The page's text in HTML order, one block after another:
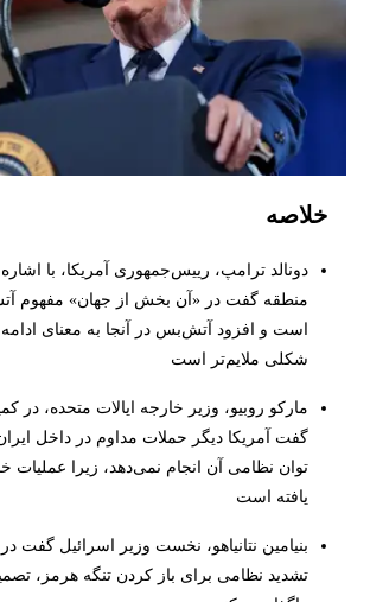
خلاصه
دونالد ترامپ، رییس‌جمهوری آمریکا، با اشاره
منطقه گفت در «آن بخش از جهان» مفهوم
است و افزود آتش‌بس در آنجا به معنای ادامه
شکلی ملایم‌تر است
مارکو روبیو، وزیر خارجه ایالات متحده، در
گفت آمریکا دیگر حملات مداوم در داخل
توان نظامی آن انجام نمی‌دهد، زیرا عملیات
یافته است
بنیامین نتانیاهو، نخست‌ وزیر اسرائیل گفت
تشدید نظامی برای باز کردن تنگه هرمز،